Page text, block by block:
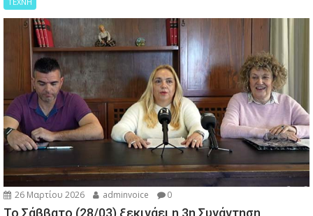
26 Μαρτίου 2026 adminvoice 0
Το Σάββατο (28/03) ξεκινάει η 3η Συνάντηση